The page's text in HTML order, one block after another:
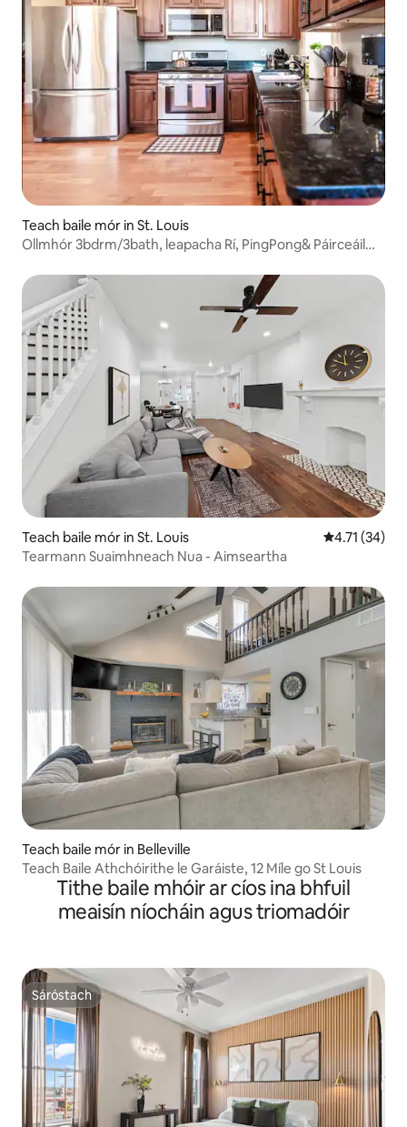
Teach baile mór in St. Louis
Ollmhór 3bdrm/3bath, leapacha Rí, PingPong& Páirceáil
Teach baile mór in St. Louis Meánrátáil
4.71 (34)
Tearmann Suaimhneach Nua - Aimseartha
Teach baile mór in Belleville
Teach Baile Athchóirithe le Garáiste, 12 Míle go St Louis
Tithe baile mhóir ar cíos ina bhfuil
meaisín níocháin agus triomadóir
Sáróstach
Sáróstach